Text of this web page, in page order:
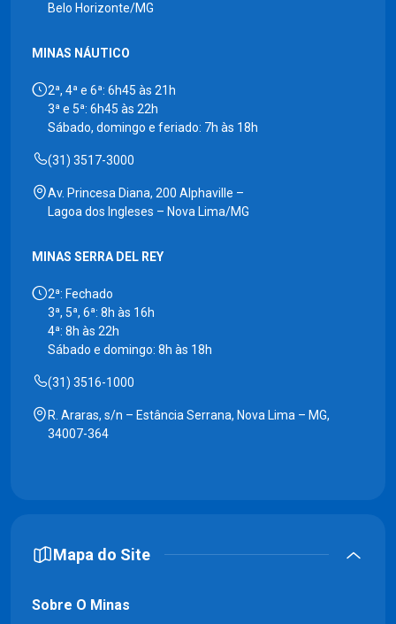
Belo Horizonte/MG
MINAS NÁUTICO
2ª, 4ª e 6ª: 6h45 às 21h
3ª e 5ª: 6h45 às 22h
Sábado, domingo e feriado: 7h às 18h
(31) 3517-3000
Av. Princesa Diana, 200 Alphaville –
Lagoa dos Ingleses – Nova Lima/MG
MINAS SERRA DEL REY
2ª: Fechado
3ª, 5ª, 6ª: 8h às 16h
4ª: 8h às 22h
Sábado e domingo: 8h às 18h
(31) 3516-1000
R. Araras, s/n – Estância Serrana, Nova Lima – MG,
34007-364
Mapa do Site
Sobre O Minas